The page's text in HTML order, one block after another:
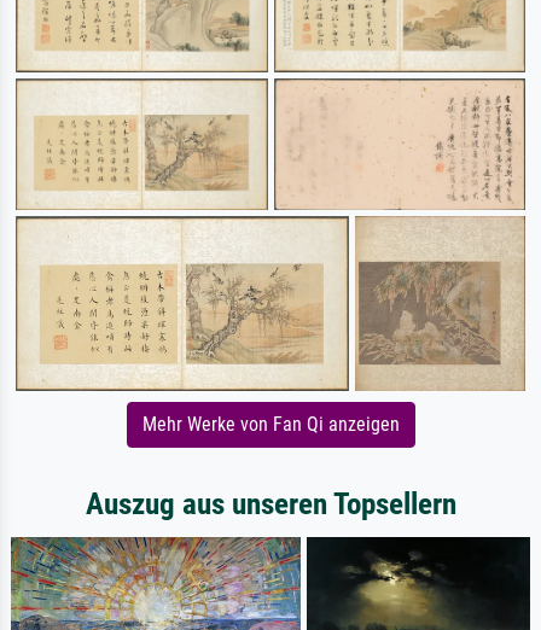
Mehr Werke von Fan Qi anzeigen
Auszug aus unseren Topsellern